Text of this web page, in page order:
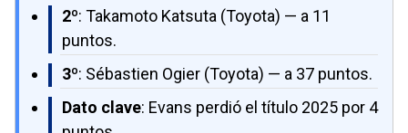
2º: Takamoto Katsuta (Toyota) — a 11
puntos.
3º: Sébastien Ogier (Toyota) — a 37 puntos.
Dato clave: Evans perdió el título 2025 por 4